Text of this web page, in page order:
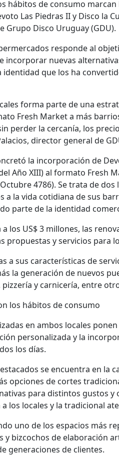
hábitos de consumo
Las Piedras II y Disco la
Grupo Disco Uruguay (GDU).
responde al
incorporar nuevas
identidad que los ha
forma parte de una
Fresh Market a más
perder la cercanía, los
director general de
la incorporación de
Año XIII) al formato Fresh
4786). Se trata de
la vida cotidiana de sus
parte de la identidad
los US$ 3 millones, las
propuestas y servicios para
a sus características de
la generación de nuevos
y carnicería, entre
los hábitos de consumo
en ambos locales
personalizada y la
los días.
se encuentra en la
opciones de cortes
para distintos gustos y
los locales y la tradicional
uno de los espacios más
y bizcochos de elaboración
generaciones de clientes.